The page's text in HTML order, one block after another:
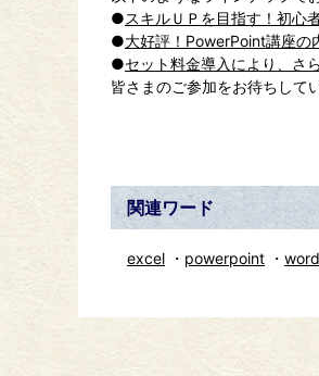
●スキルＵＰを目指す！初心
●大好評！PowerPoint講座の
●セット料金導入により、さ
皆さまのご参加をお待ちして
関連ワード
excel powerpoint word